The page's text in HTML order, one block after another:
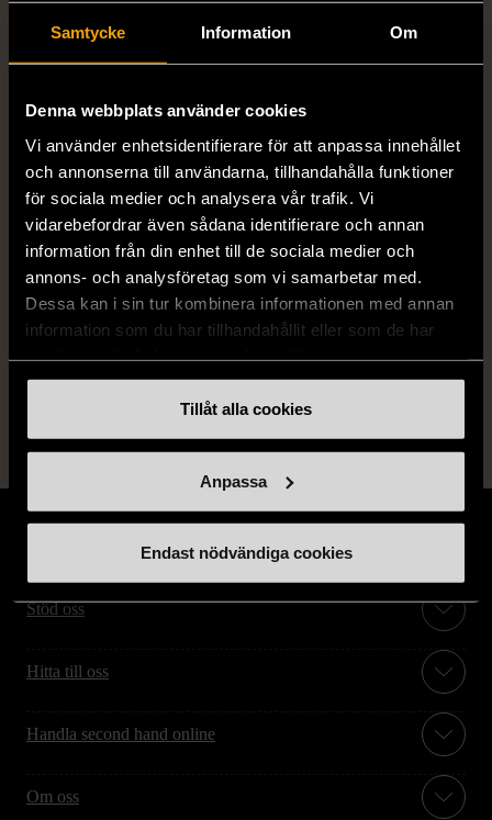
Samtycke Information Om
Denna webbplats använder cookies
Vi använder enhetsidentifierare för att anpassa innehållet
och annonserna till användarna, tillhandahålla funktioner
för sociala medier och analysera vår trafik. Vi
vidarebefordrar även sådana identifierare och annan
information från din enhet till de sociala medier och
annons- och analysföretag som vi samarbetar med.
Dessa kan i sin tur kombinera informationen med annan
information som du har tillhandahållit eller som de har
Tillåt alla cookies
Anpassa
Endast nödvändiga cookies
långa seriemaraton med vänner. Passar
både samlare och serieälskare som vill
återse säsongen på DVD i fysisk form,
antalet skivor.
Genre KRIMINAL
Language ENGELSKA
Produkten är unik och finns enbart som 1 st i lager.
Fri frakt på alla köp över 990 kr.
14 dagars ångerrät.
Stöd oss
Hitta till oss
Handla second hand online
Om oss